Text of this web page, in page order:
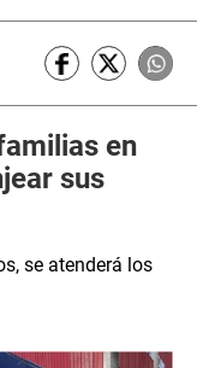
en
sus
se atenderá los